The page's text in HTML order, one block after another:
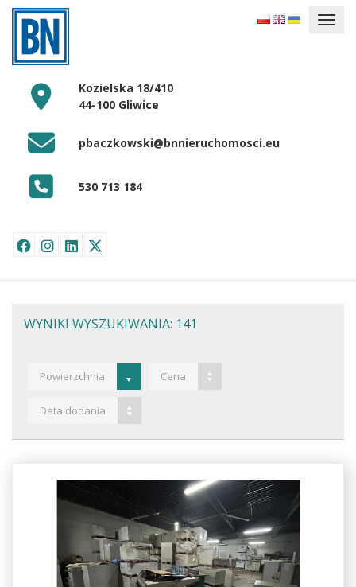
Kozielska 18/410
44-100 Gliwice
pbaczkowski@bnnieruchomosci.eu
530 713 184
WYNIKI WYSZUKIWANIA: 141
Powierzchnia Cena
Data dodania